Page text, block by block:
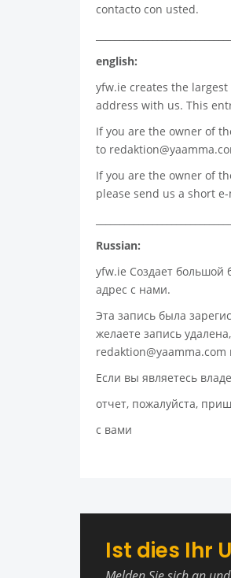
contacto con usted.
english:
yfw.ie creates the
address with us. This
If you are the owner of
to
If you are the owner of
please send us a short
Russian:
yfw.ie Создает
адрес с нами.
Эта запись была
желаете запись
Если вы являетесь
отчет, пожалуйста,
с вами
Ist dies Ihr